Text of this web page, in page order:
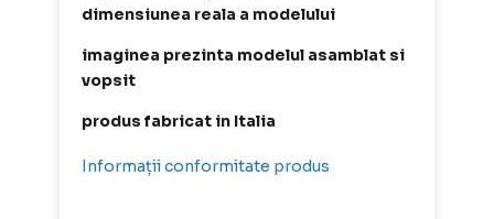
dimensiunea reala a modelului
imaginea prezinta modelul asamblat si
vopsit
produs fabricat in Italia
Informații conformitate produs